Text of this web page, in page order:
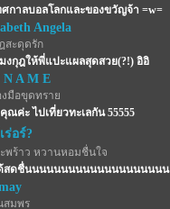
ศกาลบอลโลกและของขวัญจ้า =w=
Angela
สะดุดรัก
งกุฎให้พี่แปะแผลสุดสวย(?!) อิอิ
A M E
งมือขุดทราย
ณค่ะ ไปเที่ยวทะเลกัน 55555
ร่อร์?
พร้าว หวานหอมชื่นใจ
สดชื่นนนนนนนนนนนนนนนนนนนน
สมพร